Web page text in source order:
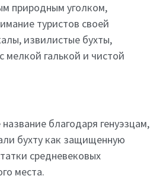
природным уголком,
туристов своей
извилистые бухты,
галькой и чистой
благодаря генуэзцам,
бухту как защищенную
средневековых
места.